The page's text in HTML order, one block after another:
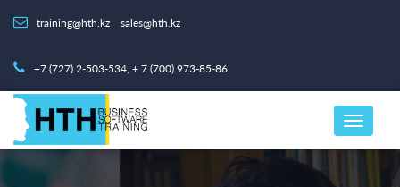
training@hth.kz sales@hth.kz
+7 (727) 2-503-534, + 7 (700) 973-85-86